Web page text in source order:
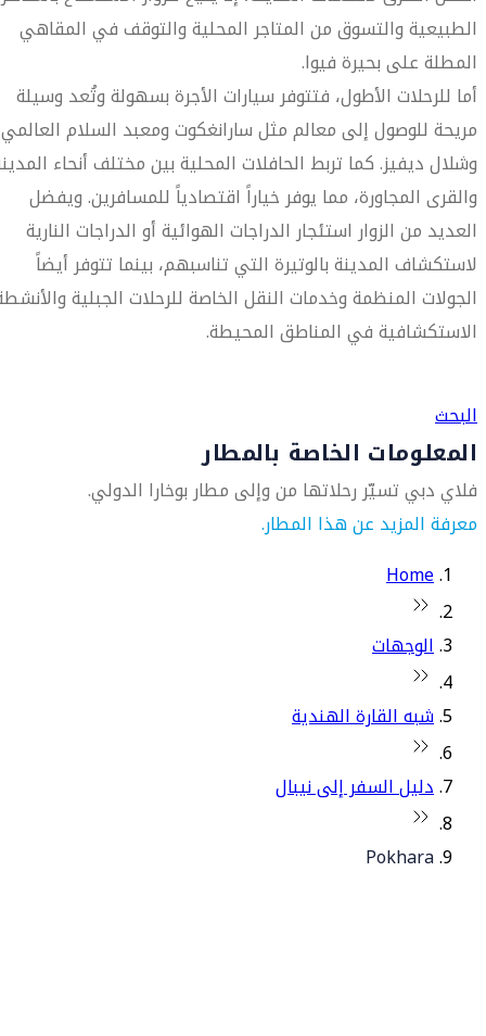
الطبيعية والتسوق من المتاجر المحلية والتوقف في المقاهي
المطلة على بحيرة فيوا.
أما للرحلات الأطول، فتتوفر سيارات الأجرة بسهولة وتُعد وسيلة
مريحة للوصول إلى معالم مثل سارانغكوت ومعبد السلام العالمي
وشلال ديفيز. كما تربط الحافلات المحلية بين مختلف أنحاء
والقرى المجاورة، مما يوفر خياراً اقتصادياً للمسافرين. ويفضل
العديد من الزوار استئجار الدراجات الهوائية أو الدراجات النارية
لاستكشاف المدينة بالوتيرة التي تناسبهم، بينما تتوفر أيضاً
الجولات المنظمة وخدمات النقل الخاصة للرحلات الجبلية
الاستكشافية في المناطق المحيطة.
البحث
المعلومات الخاصة بالمطار
فلاي دبي تسيّر رحلاتها من وإلى مطار بوخارا الدولي.
معرفة المزيد عن هذا المطار.
Home
الوجهات
شبه القارة الهندية
دليل السفر إلى نيبال
Pokhara